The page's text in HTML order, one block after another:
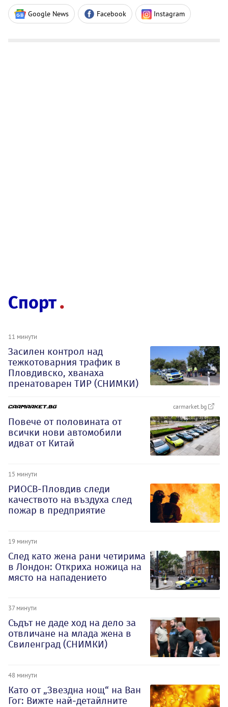
Google News Facebook Instagram
Спорт
11 минути
Засилен контрол над
тежкотоварния трафик в
Пловдивско, хванаха
пренатоварен ТИР (СНИМКИ)
carmarket.bg
Повече от половината от
всички нови автомобили
идват от Китай
15 минути
РИОСВ-Пловдив следи
качеството на въздуха след
пожар в предприятие
19 минути
След като жена рани четирима
в Лондон: Откриха ножица на
място на нападението
37 минути
Съдът не даде ход на дело за
отвличане на млада жена в
Свиленград (СНИМКИ)
48 минути
Като от „Звездна нощ“ на Ван
Гог: Вижте най-детайлните